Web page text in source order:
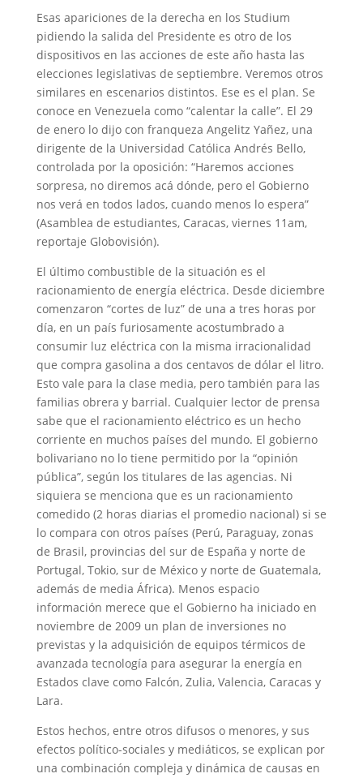
Esas apariciones de la derecha en los Studium
pidiendo la salida del Presidente es otro de los
dispositivos en las acciones de este año hasta las
elecciones legislativas de septiembre. Veremos otros
similares en escenarios distintos. Ese es el plan. Se
conoce en Venezuela como “calentar la calle”. El 29
de enero lo dijo con franqueza Angelitz Yañez, una
dirigente de la Universidad Católica Andrés Bello,
controlada por la oposición: “Haremos acciones
sorpresa, no diremos acá dónde, pero el Gobierno
nos verá en todos lados, cuando menos lo espera”
(Asamblea de estudiantes, Caracas, viernes 11am,
reportaje Globovisión).
El último combustible de la situación es el
racionamiento de energía eléctrica. Desde diciembre
comenzaron “cortes de luz” de una a tres horas por
día, en un país furiosamente acostumbrado a
consumir luz eléctrica con la misma irracionalidad
que compra gasolina a dos centavos de dólar el litro.
Esto vale para la clase media, pero también para las
familias obrera y barrial. Cualquier lector de prensa
sabe que el racionamiento eléctrico es un hecho
corriente en muchos países del mundo. El gobierno
bolivariano no lo tiene permitido por la “opinión
pública”, según los titulares de las agencias. Ni
siquiera se menciona que es un racionamiento
comedido (2 horas diarias el promedio nacional) si se
lo compara con otros países (Perú, Paraguay, zonas
de Brasil, provincias del sur de España y norte de
Portugal, Tokio, sur de México y norte de Guatemala,
además de media África). Menos espacio
información merece que el Gobierno ha iniciado en
noviembre de 2009 un plan de inversiones no
previstas y la adquisición de equipos térmicos de
avanzada tecnología para asegurar la energía en
Estados clave como Falcón, Zulia, Valencia, Caracas y
Lara.
Estos hechos, entre otros difusos o menores, y sus
efectos político-sociales y mediáticos, se explican por
una combinación compleja y dinámica de causas en